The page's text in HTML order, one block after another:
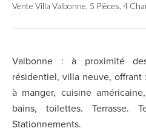
Vente Villa Valbonne, 5 Pièces, 4
Valbonne : à proximité
résidentiel, villa neuve,
à manger, cuisine
bains, toilettes. Terrasse.
Stationnements.